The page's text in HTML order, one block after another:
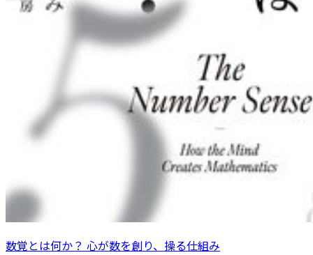
数覚とは何か？ 心が数を創り、操る仕組み